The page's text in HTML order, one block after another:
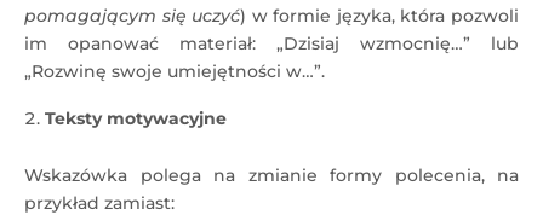
pomagającym się uczyć) w formie języka, która pozwoli
im opanować materiał: „Dzisiaj wzmocnię…” lub
„Rozwinę swoje umiejętności w…”.
Teksty motywacyjne
Wskazówka polega na zmianie formy polecenia, na
przykład zamiast: